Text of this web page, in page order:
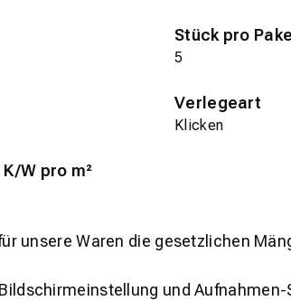
Stück pro
5
Verlegeart
Klicken
W pro m²
unsere Waren die gesetzlichen
und